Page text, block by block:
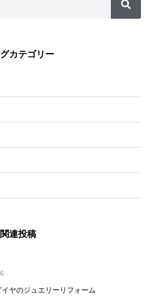
カテゴリー
関連投稿
ヤのジュエリーリフォーム